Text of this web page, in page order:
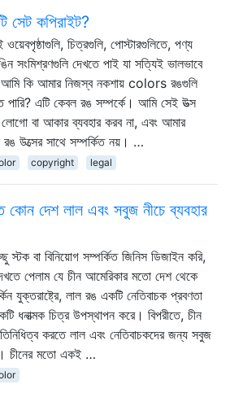
সেট কপিরাইট?
চিত্রগুলি, পোস্টারগুলিতে, পণ্য
সংমিশ্রণগুলি দেখতে পাই যা সত্যিই ভালভাবে
কি আমার নিজস্ব নকশায় colors রঙগুলি
পারি? এটি কেবল রঙ সম্পর্কে। আমি সেই উত্স
বা আকার ব্যবহার করব না, এবং আমার
রঙ উত্সের সাথে সম্পর্কিত নয়। …
copyright legal
কোন দেশ লাল এবং সবুজ নীচে ব্যবহার
স্টক বা বিনিয়োগ সম্পর্কিত জিনিস ডিজাইন করি,
পেলাম যে চীন আমেরিকার মতো দেশ থেকে
যুক্তরাষ্ট্রে, লাল রঙ একটি নেতিবাচক প্রবণতা
ধনাত্মক চিত্র উপস্থাপন করে। বিপরীতে, চীন
করতে লাল এবং নেতিবাচকদের জন্য সবুজ
চীনের মতো একই …